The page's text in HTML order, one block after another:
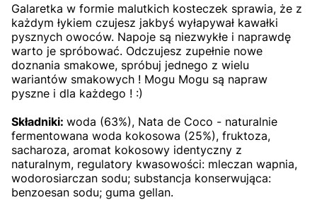
Galaretka w formie malutkich kosteczek sprawia, że z
każdym łykiem czujesz jakbyś wyłapywał kawałki
pysznych owoców. Napoje są niezwykłe i naprawdę
warto je spróbować. Odczujesz zupełnie nowe
doznania smakowe, spróbuj jednego z wielu
wariantów smakowych ! Mogu Mogu są napraw
pyszne i dla każdego ! :)
Składniki: woda (63%), Nata de Coco - naturalnie
fermentowana woda kokosowa (25%), fruktoza,
sacharoza, aromat kokosowy identyczny z
naturalnym, regulatory kwasowości: mleczan wapnia,
wodorosiarczan sodu; substancja konserwująca:
benzoesan sodu; guma gellan.